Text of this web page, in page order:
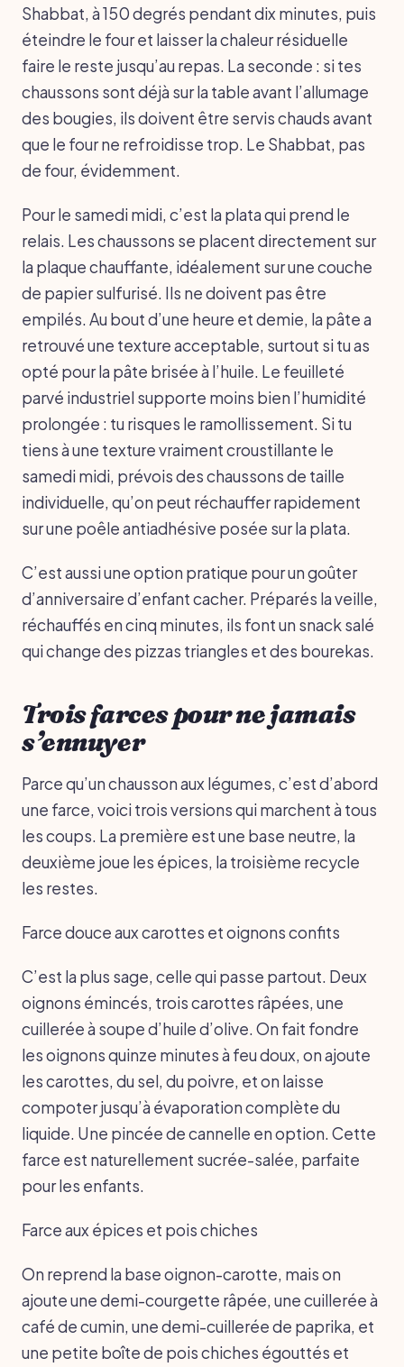
Shabbat, à 150 degrés pendant dix minutes, puis
éteindre le four et laisser la chaleur résiduelle
faire le reste jusqu’au repas. La seconde : si tes
chaussons sont déjà sur la table avant l’allumage
des bougies, ils doivent être servis chauds avant
que le four ne refroidisse trop. Le Shabbat, pas
de four, évidemment.
Pour le samedi midi, c’est la plata qui prend le
relais. Les chaussons se placent directement sur
la plaque chauffante, idéalement sur une couche
de papier sulfurisé. Ils ne doivent pas être
empilés. Au bout d’une heure et demie, la pâte a
retrouvé une texture acceptable, surtout si tu as
opté pour la pâte brisée à l’huile. Le feuilleté
parvé industriel supporte moins bien l’humidité
prolongée : tu risques le ramollissement. Si tu
tiens à une texture vraiment croustillante le
samedi midi, prévois des chaussons de taille
individuelle, qu’on peut réchauffer rapidement
sur une poêle antiadhésive posée sur la plata.
C’est aussi une option pratique pour un goûter
d’anniversaire d’enfant cacher. Préparés la veille,
réchauffés en cinq minutes, ils font un snack salé
qui change des pizzas triangles et des bourekas.
Trois farces pour ne jamais
s’ennuyer
Parce qu’un chausson aux légumes, c’est d’abord
une farce, voici trois versions qui marchent à tous
les coups. La première est une base neutre, la
deuxième joue les épices, la troisième recycle
les restes.
Farce douce aux carottes et oignons confits
C’est la plus sage, celle qui passe partout. Deux
oignons émincés, trois carottes râpées, une
cuillerée à soupe d’huile d’olive. On fait fondre
les oignons quinze minutes à feu doux, on ajoute
les carottes, du sel, du poivre, et on laisse
compoter jusqu’à évaporation complète du
liquide. Une pincée de cannelle en option. Cette
farce est naturellement sucrée-salée, parfaite
pour les enfants.
Farce aux épices et pois chiches
On reprend la base oignon-carotte, mais on
ajoute une demi-courgette râpée, une cuillerée à
café de cumin, une demi-cuillerée de paprika, et
une petite boîte de pois chiches égouttés et